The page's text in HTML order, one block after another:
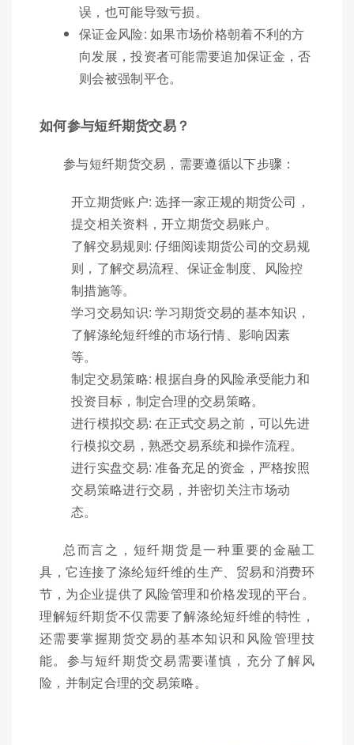
误，也可能导致亏损。
保证金风险: 如果市场价格朝着不利的方
向发展，投资者可能需要追加保证金，否
则会被强制平仓。
如何参与短纤期货交易？
参与短纤期货交易，需要遵循以下步骤：
开立期货账户: 选择一家正规的期货公司，
提交相关资料，开立期货交易账户。
了解交易规则: 仔细阅读期货公司的交易规
则，了解交易流程、保证金制度、风险控
制措施等。
学习交易知识: 学习期货交易的基本知识，
了解涤纶短纤维的市场行情、影响因素
等。
制定交易策略: 根据自身的风险承受能力和
投资目标，制定合理的交易策略。
进行模拟交易: 在正式交易之前，可以先进
行模拟交易，熟悉交易系统和操作流程。
进行实盘交易: 准备充足的资金，严格按照
交易策略进行交易，并密切关注市场动
态。
总而言之，短纤期货是一种重要的金融工
具，它连接了涤纶短纤维的生产、贸易和消费环
节，为企业提供了风险管理和价格发现的平台。
理解短纤期货不仅需要了解涤纶短纤维的特性，
还需要掌握期货交易的基本知识和风险管理技
能。参与短纤期货交易需要谨慎，充分了解风
险，并制定合理的交易策略。